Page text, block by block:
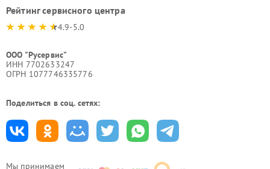
Мы принимаем
Рейтинг сервисного центра
4.9-5.0
ООО "Русервис"
ИНН 7702633247
ОГРН 1077746335776
Поделиться в соц. сетях: